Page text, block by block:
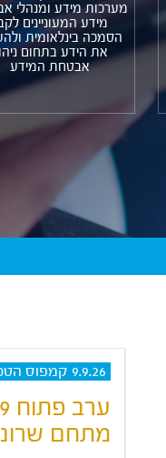
מערכות מידע ומנהלי
מידע המעוניינים
הסמכה בינלאומית
את הידע בתחום
אבטחת המידע
9.9.26 קמפוס הטכניון, מתחם שרונה ת"א
מתחם